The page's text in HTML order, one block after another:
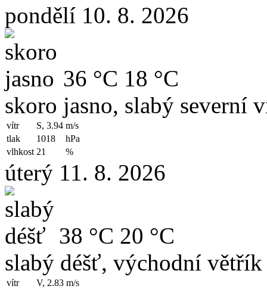
pondělí 10. 8. 2026
36 °C 18 °C
skoro jasno, slabý severní
vítr S, 3.94 m/s
tlak
1018
hPa
vlhkost 21 %
úterý 11. 8. 2026
38 °C 20 °C
slabý déšť, východní větřík
vítr V, 2.83 m/s